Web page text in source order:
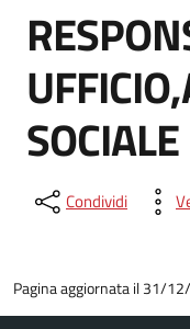
SOCIALE
Condividi
Pagina aggiornata il 31/